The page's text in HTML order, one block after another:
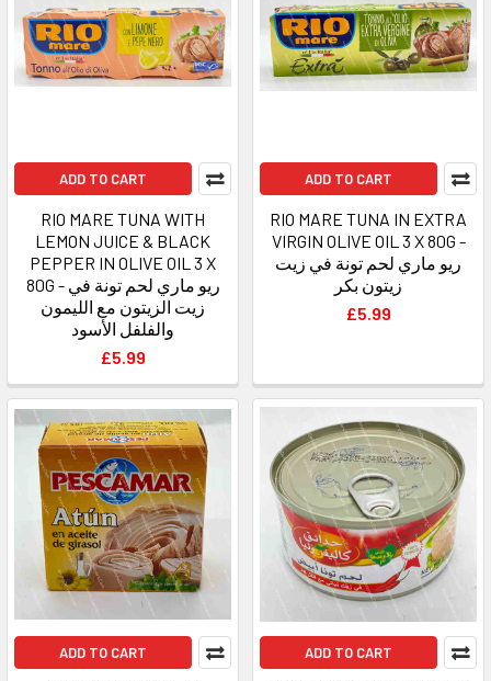
ADD TO CART
RIO MARE TUNA WITH
LEMON JUICE & BLACK
PEPPER IN OLIVE OIL 3 X
80G - ريو ماري لحم تونة في
زيت الزيتون مع الليمون
والفلفل الأسود
£5.99
ADD TO CART
RIO MARE TUNA IN EXTRA
VIRGIN OLIVE OIL 3 X 80G -
ريو ماري لحم تونة في زيت
زيتون بكر
£5.99
ADD TO CART ADD TO CART